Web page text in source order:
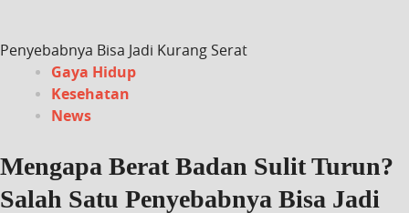
Penyebabnya Bisa Jadi Kurang Serat
Gaya Hidup
Kesehatan
News
Mengapa Berat Badan Sulit Turun?
Salah Satu Penyebabnya Bisa Jadi